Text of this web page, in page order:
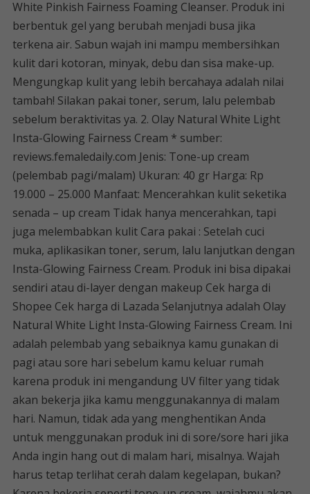
White Pinkish Fairness Foaming Cleanser. Produk ini
berbentuk gel yang berubah menjadi busa jika
terkena air. Sabun wajah ini mampu membersihkan
kulit dari kotoran, minyak, debu dan sisa make-up.
Mengungkap kulit yang lebih bercahaya adalah nilai
tambah! Silakan pakai toner, serum, lalu pelembab
sebelum beraktivitas ya. 2. Olay Natural White Light
Insta-Glowing Fairness Cream * sumber:
reviews.femaledaily.com Jenis: Tone-up cream
(pelembab pagi/malam) Ukuran: 40 gr Harga: Rp
19.000 – 25.000 Manfaat: Mencerahkan kulit seketika
senada – up cream Tidak hanya mencerahkan, tapi
juga melembabkan kulit Cara pakai : Setelah cuci
muka, aplikasikan toner, serum, lalu lanjutkan dengan
Insta-Glowing Fairness Cream. Produk ini bisa dipakai
sendiri atau di-layer dengan makeup Cek harga di
Shopee Cek harga di Lazada Selanjutnya adalah Olay
Natural White Light Insta-Glowing Fairness Cream. Ini
adalah pelembab yang sebaiknya kamu gunakan di
pagi atau sore hari sebelum kamu keluar rumah
karena produk ini mengandung UV filter yang tidak
akan bekerja jika kamu menggunakannya di malam
hari. Namun, tidak ada yang menghentikan Anda
untuk menggunakan produk ini di sore/sore hari jika
Anda ingin hang out di malam hari, misalnya. Wajah
harus tetap terlihat cerah dalam kegelapan, bukan?